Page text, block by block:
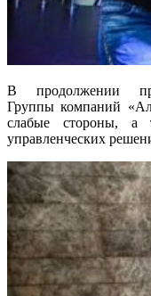
В продолжении
Группы компаний
слабые стороны, а
управленческих